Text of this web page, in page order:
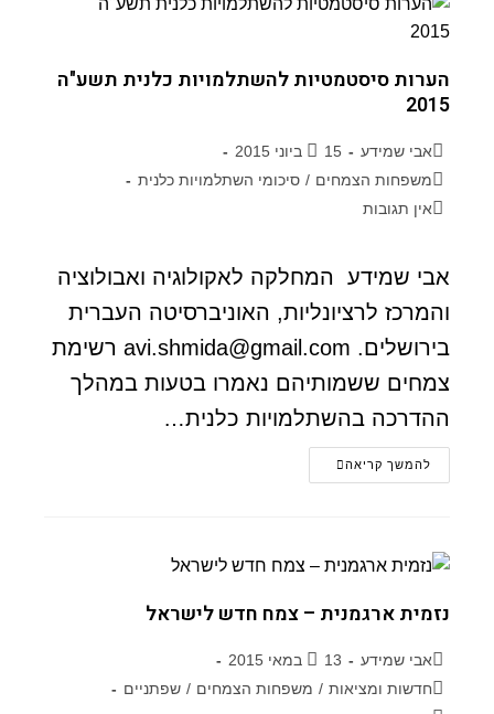
הערות סיסטמטיות להשתלמויות כלנית תשע"ה
2015
אבי שמידע
15 ביוני 2015
משפחות הצמחים / סיכומי השתלמויות כלנית
אין תגובות
אבי שמידע המחלקה לאקולוגיה ואבולוציה
והמרכז לרציונליות, האוניברסיטה העברית
בירושלים. avi.shmida@gmail.com רשימת
צמחים ששמותיהם נאמרו בטעות במהלך
ההדרכה בהשתלמויות כלנית…
להמשך קריאה
נזמית ארגמנית – צמח חדש לישראל
אבי שמידע
13 במאי 2015
חדשות ומציאות / משפחות הצמחים / שפתניים